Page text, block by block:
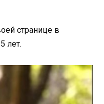
странице в
лет.